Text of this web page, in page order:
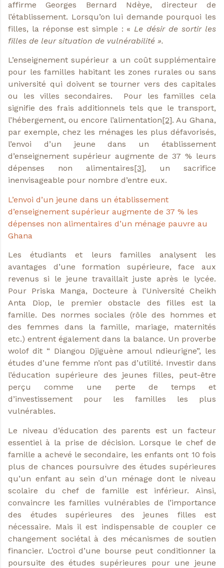
affirme Georges Bernard Ndèye, directeur de
l’établissement. Lorsqu’on lui demande pourquoi les
filles, la réponse est simple : « Le désir de sortir les
filles de leur situation de vulnérabilité ».
L’enseignement supérieur a un coût supplémentaire
pour les familles habitant les zones rurales ou sans
université qui doivent se tourner vers des capitales
ou les villes secondaires. Pour les familles cela
signifie des frais additionnels tels que le transport,
l’hébergement, ou encore l’alimentation[2]. Au Ghana,
par exemple, chez les ménages les plus défavorisés,
l’envoi d’un jeune dans un établissement
d’enseignement supérieur augmente de 37 % leurs
dépenses non alimentaires[3], un sacrifice
inenvisageable pour nombre d’entre eux.
L’envoi d’un jeune dans un établissement
d’enseignement supérieur augmente de 37 % les
dépenses non alimentaires d’un ménage pauvre au
Ghana
Les étudiants et leurs familles analysent les
avantages d’une formation supérieure, face aux
revenus si le jeune travaillait juste après le lycée.
Pour Priska Manga, Docteure à l’Université Cheikh
Anta Diop, le premier obstacle des filles est la
famille. Des normes sociales (rôle des hommes et
des femmes dans la famille, mariage, maternités
etc.) entrent également dans la balance. Un proverbe
wolof dit “ Diangou Djiguène amoul ndieurigne”, les
études d’une femme n’ont pas d’utilité. Investir dans
l’éducation supérieure des jeunes filles, peut-être
perçu comme une perte de temps et
d’investissement pour les familles les plus
vulnérables.
Le niveau d’éducation des parents est un facteur
essentiel à la prise de décision. Lorsque le chef de
famille a achevé le secondaire, les enfants ont 10 fois
plus de chances poursuivre des études supérieures
qu’un enfant au sein d’un ménage dont le niveau
scolaire du chef de famille est inférieur. Ainsi,
convaincre les familles vulnérables de l’importance
des études supérieures des jeunes filles est
nécessaire. Mais il est indispensable de coupler ce
changement sociétal à des mécanismes de soutien
financier. L’octroi d’une bourse peut conditionner la
poursuite des études supérieures pour une jeune